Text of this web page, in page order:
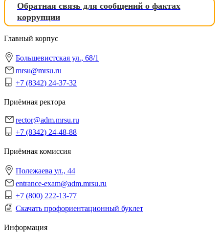
Обратная связь для сообщений о фактах
коррупции
Главный корпус
Большевистская ул., 68/1
mrsu@mrsu.ru
+7 (8342) 24-37-32
Приёмная ректора
rector@adm.mrsu.ru
+7 (8342) 24-48-88
Приёмная комиссия
Полежаева ул., 44
entrance-exam@adm.mrsu.ru
+7 (800) 222-13-77
Скачать профориентационный буклет
Информация